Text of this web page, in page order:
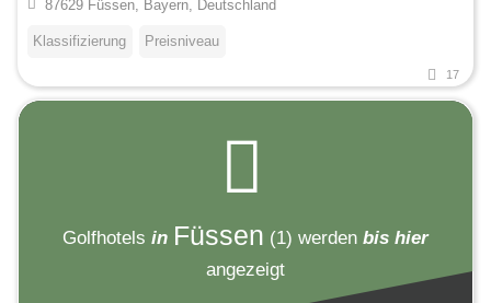
87629 Füssen, Bayern, Deutschland
Klassifizierung Preisniveau
17
Golfhotels in Füssen (1) werden bis hier
angezeigt